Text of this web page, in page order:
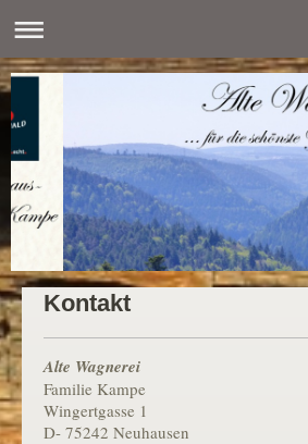
Kontakt
Alte Wagnerei
Familie Kampe
Wingertgasse 1
D- 75242 Neuhausen